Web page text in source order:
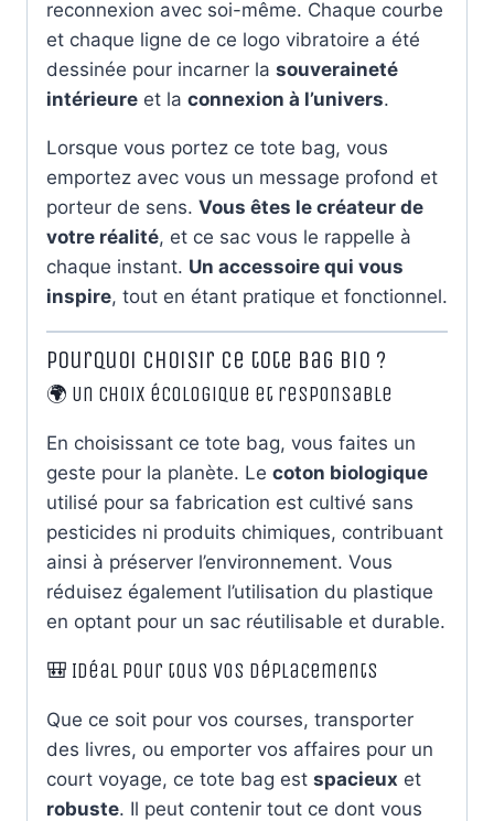
reconnexion avec soi-même. Chaque courbe
et chaque ligne de ce logo vibratoire a été
dessinée pour incarner la souveraineté
intérieure et la connexion à l’univers.
Lorsque vous portez ce tote bag, vous
emportez avec vous un message profond et
porteur de sens. Vous êtes le créateur de
votre réalité, et ce sac vous le rappelle à
chaque instant. Un accessoire qui vous
inspire, tout en étant pratique et fonctionnel.
Pourquoi choisir ce tote bag bio ?
🌍 Un choix écologique et responsable
En choisissant ce tote bag, vous faites un
geste pour la planète. Le coton biologique
utilisé pour sa fabrication est cultivé sans
pesticides ni produits chimiques, contribuant
ainsi à préserver l’environnement. Vous
réduisez également l’utilisation du plastique
en optant pour un sac réutilisable et durable.
🎒 Idéal pour tous vos déplacements
Que ce soit pour vos courses, transporter
des livres, ou emporter vos affaires pour un
court voyage, ce tote bag est spacieux et
robuste. Il peut contenir tout ce dont vous